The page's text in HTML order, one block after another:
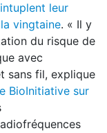
leur
vingtaine. « Il y
du risque de
avec
sans fil, explique
BioInitiative sur